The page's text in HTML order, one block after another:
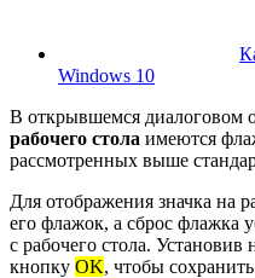
Windows 10
В открывшемся диалоговом
рабочего стола имеются
рассмотренных выше
Для отображения значка на
его флажок, а сброс флажка
с рабочего стола.
кнопку OK, чтобы